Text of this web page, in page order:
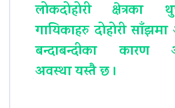
लोकदोहोरी क्षेत्रका
गायिकाहरु दोहोरी
बन्दाबन्दीका कारण
अवस्था यस्तै छ ।